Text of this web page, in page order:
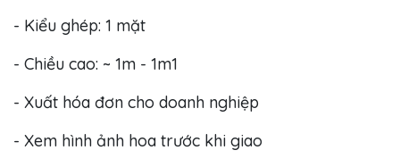
- Kiểu ghép: 1 mặt
- Chiều cao: ~ 1m - 1m1
- Xuất hóa đơn cho doanh nghiệp
- Xem hình ảnh hoa trước khi giao